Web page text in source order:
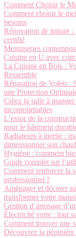
Comment Choisir le
Comment choisir le
besoins
Rénovation de toiture
certifié
Menuiseries
Cuisine en U avec
La Cuisine en Bois :
Ressemble
Réparation de Volets :
une Protection
Créez la salle à
incontournables
L’essor de la
pour le bâtiment
Radiateurs à inertie :
dimensionner son
Hygiène : comment
Guide complet sur
Comment renforcer la
professionnel ?
Aménager et décorer
transformer votre
Gestion d’arrosage
Électricité verte : tout
Comment trouver une
Découvrez la